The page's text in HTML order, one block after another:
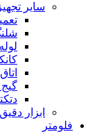
سایر
ابزار دقیق wise
فلومتر